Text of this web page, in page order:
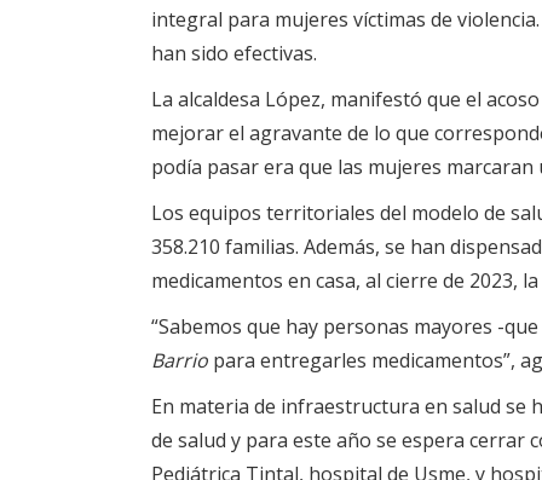
integral para mujeres víctimas de
han sido efectivas.
La alcaldesa López, manifestó que el
mejorar el agravante de lo que
podía pasar era que las mujeres marcaran
Los equipos territoriales del modelo de
358.210 familias. Además, se han
medicamentos en casa, al cierre de 2023,
“Sabemos que hay personas mayores -
Barrio para entregarles medicamentos”,
En materia de infraestructura en salud se
de salud y para este año se espera cerrar
Pediátrica Tintal, hospital de Usme, y